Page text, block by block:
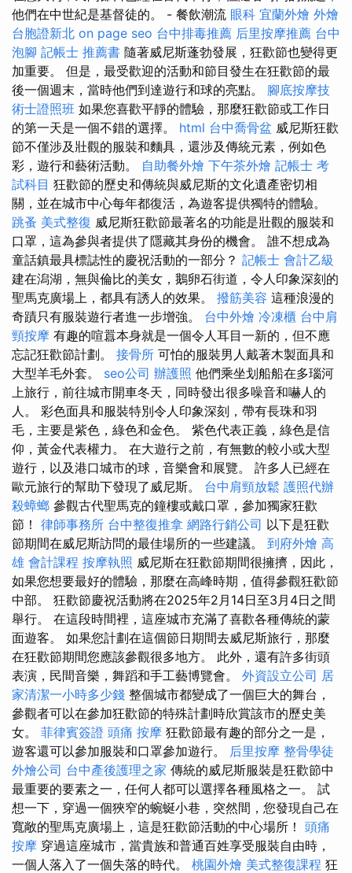
他們在中世紀是基督徒的。 - 餐飲潮流 眼科 宜蘭外燴 外燴
台胞證新北 on page seo 台中排毒推薦 后里按摩推薦 台中
泡腳 記帳士 推薦書 隨著威尼斯蓬勃發展，狂歡節也變得更
加重要。 但是，最受歡迎的活動和節目發生在狂歡節的最
後一個週末，當時他們到達遊行和球的亮點。 腳底按摩技
術士證照班 如果您喜歡平靜的體驗，那麼狂歡節或工作日
的第一天是一個不錯的選擇。 html 台中喬骨盆 威尼斯狂歡
節不僅涉及壯觀的服裝和麵具，還涉及傳統元素，例如色
彩，遊行和藝術活動。 自助餐外燴 下午茶外燴 記帳士 考
試科目 狂歡節的歷史和傳統與威尼斯的文化遺產密切相
關，並在城市中心每年都復活，為遊客提供獨特的體驗。
跳蚤 美式整復 威尼斯狂歡節最著名的功能是壯觀的服裝和
口罩，這為參與者提供了隱藏其身份的機會。 誰不想成為
童話鎮最具標誌性的慶祝活動的一部分？ 記帳士 會計乙級
建在潟湖，無與倫比的美女，鵝卵石街道，令人印象深刻的
聖馬克廣場上，都具有誘人的效果。 撥筋美容 這種浪漫的
奇蹟只有服裝遊行者進一步增強。 台中外燴 冷凍櫃 台中肩
頸按摩 有趣的喧囂本身就是一個令人耳目一新的，但不應
忘記狂歡節計劃。 接骨所 可怕的服裝男人戴著木製面具和
大型羊毛外套。 seo公司 辦護照 他們乘坐划船船在多瑙河
上旅行，前往城市開車冬天，同時發出很多噪音和嚇人的
人。 彩色面具和服裝特別令人印象深刻，帶有長珠和羽
毛，主要是紫色，綠色和金色。 紫色代表正義，綠色是信
仰，黃金代表權力。 在大遊行之前，有無數的較小或大型
遊行，以及港口城市的球，音樂會和展覽。 許多人已經在
歐元旅行的幫助下發現了威尼斯。 台中肩頸放鬆 護照代辦
殺蟑螂 參觀古代聖馬克的鐘樓或戴口罩，參加獨家狂歡
節！ 律師事務所 台中整復推拿 網路行銷公司 以下是狂歡
節期間在威尼斯訪問的最佳場所的一些建議。 到府外燴 高
雄 會計課程 按摩執照 威尼斯在狂歡節期間很擁擠，因此，
如果您想要最好的體驗，那麼在高峰時期，值得參觀狂歡節
中部。 狂歡節慶祝活動將在2025年2月14日至3月4日之間
舉行。 在這段時間裡，這座城市充滿了喜歡各種傳統的蒙
面遊客。 如果您計劃在這個節日期間去威尼斯旅行，那麼
在狂歡節期間您應該參觀很多地方。 此外，還有許多街頭
表演，民間音樂，舞蹈和手工藝博覽會。 外資設立公司 居
家清潔一小時多少錢 整個城市都變成了一個巨大的舞台，
參觀者可以在參加狂歡節的特殊計劃時欣賞該市的歷史美
女。 菲律賓簽證 頭痛 按摩 狂歡節最有趣的部分之一是，
遊客還可以參加服裝和口罩參加遊行。 后里按摩 整骨學徒
外燴公司 台中產後護理之家 傳統的威尼斯服裝是狂歡節中
最重要的要素之一，任何人都可以選擇各種風格之一。 試
想一下，穿過​​一個狹窄的蜿蜒小巷，突然間，您發現自己在
寬敞的聖馬克廣場上，這是狂歡節活動的中心場所！ 頭痛
按摩 穿過這座城市，當貴族和普通百姓享受服裝自由時，
一個人落入了一個失落的時代。 桃園外燴 美式整復課程 狂